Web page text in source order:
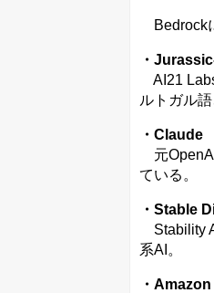
Bedrock
・
AI21
ルトガル
・Claude
元
ている。
・Stable
Stability
系AI。
・